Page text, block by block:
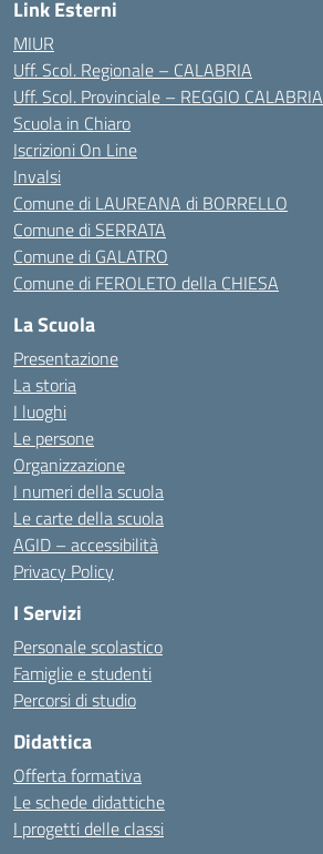
Link Esterni
MIUR
Uff. Scol. Regionale – CALABRIA
Uff. Scol. Provinciale – REGGIO CALABRIA
Scuola in Chiaro
Iscrizioni On Line
Invalsi
Comune di LAUREANA di BORRELLO
Comune di SERRATA
Comune di GALATRO
Comune di FEROLETO della CHIESA
La Scuola
Presentazione
La storia
I luoghi
Le persone
Organizzazione
I numeri della scuola
Le carte della scuola
AGID – accessibilità
Privacy Policy
I Servizi
Personale scolastico
Famiglie e studenti
Percorsi di studio
Didattica
Offerta formativa
Le schede didattiche
I progetti delle classi